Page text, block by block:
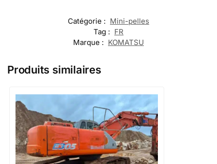
Godet de terrassement
Typologie
Catégorie : Mini-pelles
Tag : FR
Marque : KOMATSU
Produits similaires